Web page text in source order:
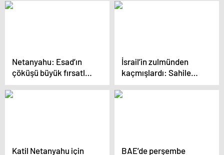
Hizbullah’tan tüm
Netanyahu: Esad’ın
çöküşü büyük fırsatlar
sunuyor
İsrail’in zulmünden
kaçmışlardı: Sahile
sığınan Filistinlilerin
çadırlarını su bastı
Katil Netanyahu için
BAE’de perşembe